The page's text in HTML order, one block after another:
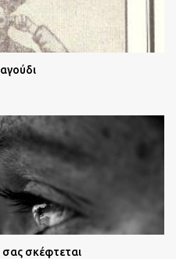
σας σκέφτεται